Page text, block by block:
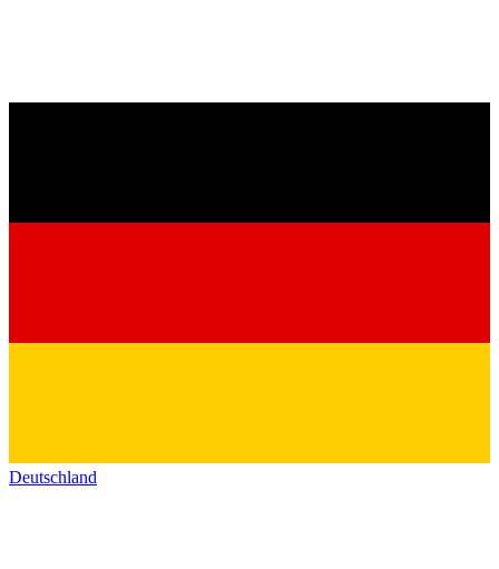
Deutschland